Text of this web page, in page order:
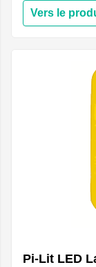
Vers le
Pi-Lit LED